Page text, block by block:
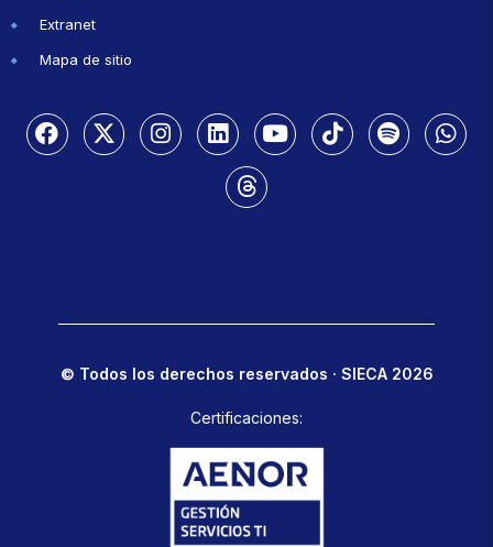
Extranet
Mapa de sitio
© Todos los derechos reservados · SIECA 2026
Certificaciones: